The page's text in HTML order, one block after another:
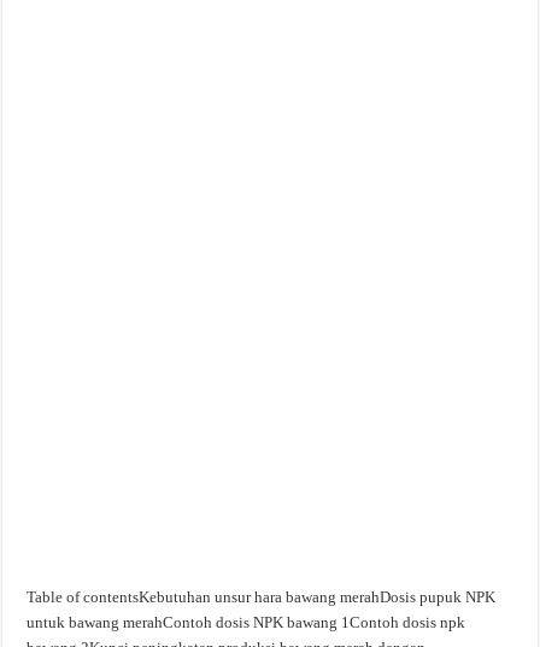
Table of contentsKebutuhan unsur hara bawang merahDosis pupuk NPK
untuk bawang merahContoh dosis NPK bawang 1Contoh dosis npk